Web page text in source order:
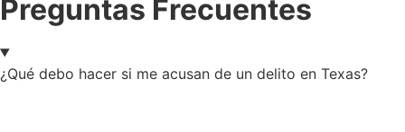
Preguntas Frecuentes
¿Qué debo hacer si me acusan de un delito en Texas?